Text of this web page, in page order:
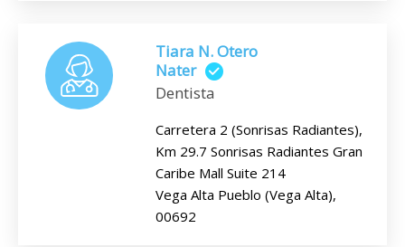
Tiara N. Otero
Nater
Dentista
Carretera 2 (Sonrisas Radiantes),
Km 29.7 Sonrisas Radiantes Gran
Caribe Mall Suite 214
Vega Alta Pueblo (Vega Alta),
00692